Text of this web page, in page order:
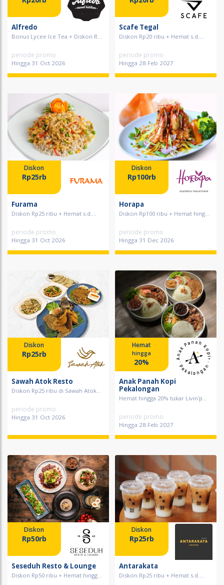
Alfredo
Bonus Lycee Ice Tea + Diskon R...
periode promo
Hingga 31 Oct 2026
Scafe Tegal
Diskon Rp20 ribu + Hemat s.d....
periode promo
Hingga 28 Feb 2027
Diskon
Rp25rb
Furama
Diskon Rp25 ribu + Hemat s.d....
periode promo
Hingga 31 Oct 2026
Diskon
Rp100rb
Horapa
Diskon Rp100 ribu + Hemat hing...
periode promo
Hingga 31 Dec 2026
Diskon
Rp25rb
Sawah Atok Resto
Diskon Rp25 ribu di Sawah Atok...
periode promo
Hingga 31 Oct 2026
Hemat
hingga
20%
Anak Panah Kopi
Pekalongan
Hemat hingga 20% tukar Livin'p...
periode promo
Hingga 28 Feb 2027
Diskon
Rp50rb
Seseduh Resto & Lounge
Diskon Rp50 ribu + Hemat hingg...
Diskon
Rp25rb
Antarakata
Diskon Rp25 ribu + Hemat s.d....